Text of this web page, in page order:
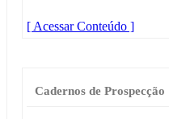
[ Acessar Conteúdo ]
Cadernos de Prospecção